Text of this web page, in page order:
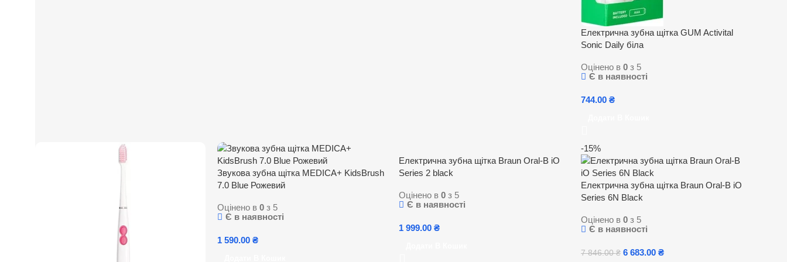
Електрична зубна щітка GUM Activital
Sonic Daily біла
Оцінено в 0з 5
Є в наявності
744.00 ₴
Звукова зубна щітка MEDICA+ KidsBrush
7.0 Blue Рожевий
Оцінено в 0з 5
Є в наявності
1 590.00 ₴
Електрична зубна щітка Braun Oral-B iO
Series 2 black
Оцінено в 0 з 5
Є в наявності
1 999.00 ₴
-15%
Електрична зубна щітка Braun Oral-B iO
Series 6N Black
Оцінено в 0з 5
Є в наявності
7 846.00₴ 6 683.00 ₴